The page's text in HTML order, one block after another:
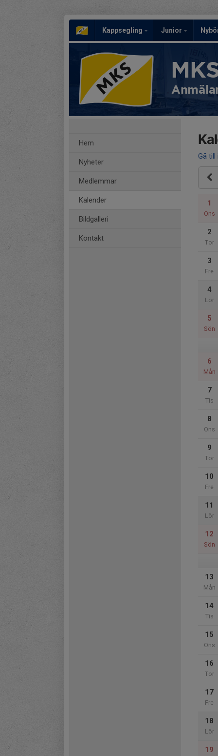
Kappsegling Junior
Hem
Nyheter
Medlemmar
Kalender
Bildgalleri
Kontakt
Gå till
1
Ons
2
Tor
3
Fre
4
Lör
5
Sön
6
Mån
7
Tis
8
Ons
9
Tor
10
Fre
11
Lör
12
Sön
13
Mån
14
Tis
15
Ons
16
Tor
17
Fre
18
Lör
19